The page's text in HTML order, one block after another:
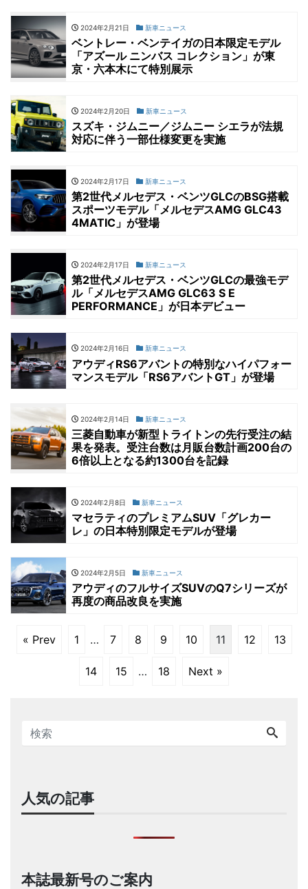
2024年2月21日 新車ニュース
ベントレー・ベンテイガの日本限定モデル
「アズール ニンバス コレクション」が東
京・六本木にて特別展示
2024年2月20日 新車ニュース
スズキ・ジムニー／ジムニー シエラが法規
対応に伴う一部仕様変更を実施
2024年2月17日 新車ニュース
第2世代メルセデス・ベンツGLCのBSG搭載
スポーツモデル「メルセデスAMG GLC43
4MATIC」が登場
2024年2月17日 新車ニュース
第2世代メルセデス・ベンツGLCの最強モデ
ル「メルセデスAMG GLC63 S E
PERFORMANCE」が日本デビュー
2024年2月16日 新車ニュース
アウディRS6アバントの特別なハイパフォー
マンスモデル「RS6アバントGT」が登場
2024年2月14日 新車ニュース
三菱自動車が新型トライトンの先行受注の結
果を発表。受注台数は月販台数計画200台の
6倍以上となる約1300台を記録
2024年2月8日 新車ニュース
マセラティのプレミアムSUV「グレカー
レ」の日本特別限定モデルが登場
2024年2月5日 新車ニュース
アウディのフルサイズSUVのQ7シリーズが
再度の商品改良を実施
« Prev 1 … 7 8 9 10 11 12 13
14 15 … 18 Next »
人気の記事
本誌最新号のご案内